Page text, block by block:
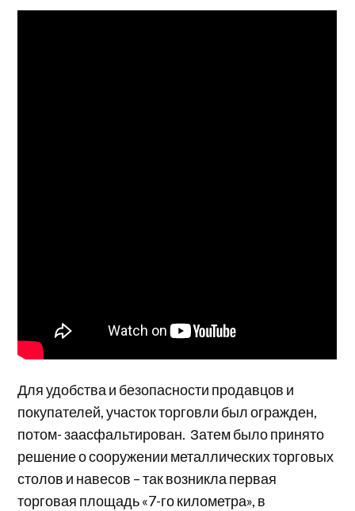
Для удобства и безопасности продавцов и
покупателей, участок торговли был огражден,
потом- заасфальтирован. Затем было принято
решение о сооружении металлических торговых
столов и навесов – так возникла первая
торговая площадь «7-го километра», в